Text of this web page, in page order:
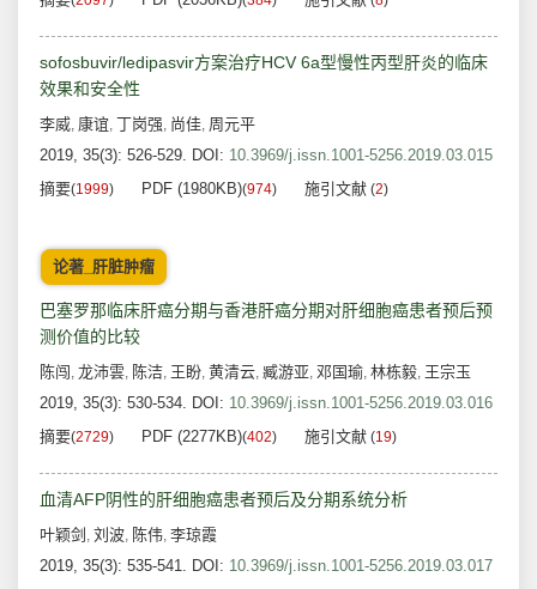
sofosbuvir/ledipasvir方案治疗HCV 6a型慢性丙型肝炎的临床
效果和安全性
李威, 康谊, 丁岗强, 尚佳, 周元平
2019, 35(3): 526-529. DOI: 10.3969/j.issn.1001-5256.2019.03.015
摘要(1999) PDF (1980KB)(974) 施引文献 (2)
论著_肝脏肿瘤
巴塞罗那临床肝癌分期与香港肝癌分期对肝细胞癌患者预后预
测价值的比较
陈闯 , 龙沛雲, 陈洁, 王盼, 黄清云, 臧游亚, 邓国瑜, 林栋毅, 王宗玉
2019, 35(3): 530-534. DOI: 10.3969/j.issn.1001-5256.2019.03.016
摘要(2729) PDF (2277KB)(402) 施引文献 (19)
血清AFP阴性的肝细胞癌患者预后及分期系统分析
叶颖剑 , 刘波, 陈伟, 李琼霞
2019, 35(3): 535-541. DOI: 10.3969/j.issn.1001-5256.2019.03.017